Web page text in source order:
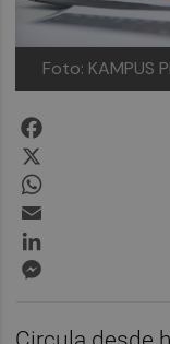
Foto: KAMPUS